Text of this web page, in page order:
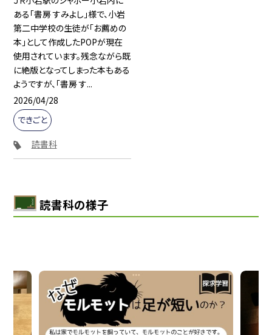
ある「書房 すみよし」様で、小岩
第二中学校の生徒が「お薦めの
本」として作成したPOPが現在
使用されています。残念ながら既
に絶版となってしまった本もある
ようですが、「書房 す...
2026/04/28
できごと
読書科
読書科の様子